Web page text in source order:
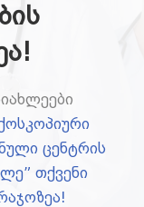
ცენტრის
თქვენი